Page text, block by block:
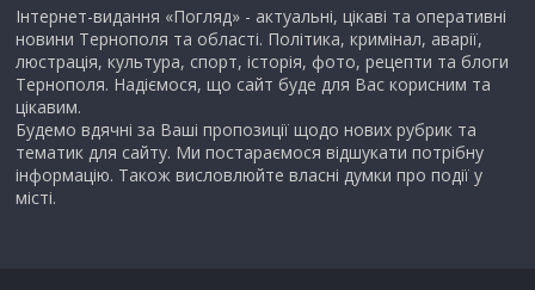
Інтернет-видання «Погляд» - актуальні, цікаві та оперативні
новини Тернополя та області. Політика, кримінал, аварії,
люстрація, культура, спорт, історія, фото, рецепти та блоги
Тернополя. Надіємося, що сайт буде для Вас корисним та
цікавим.
Будемо вдячні за Ваші пропозиції щодо нових рубрик та
тематик для сайту. Ми постараємося відшукати потрібну
інформацію. Також висловлюйте власні думки про події у
місті.